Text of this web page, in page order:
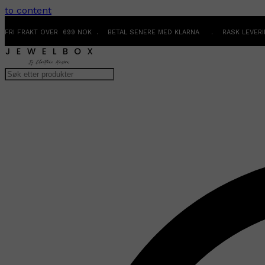
to content
FRI FRAKT OVER 699 NOK . BETAL SENERE MED KLARNA . RASK